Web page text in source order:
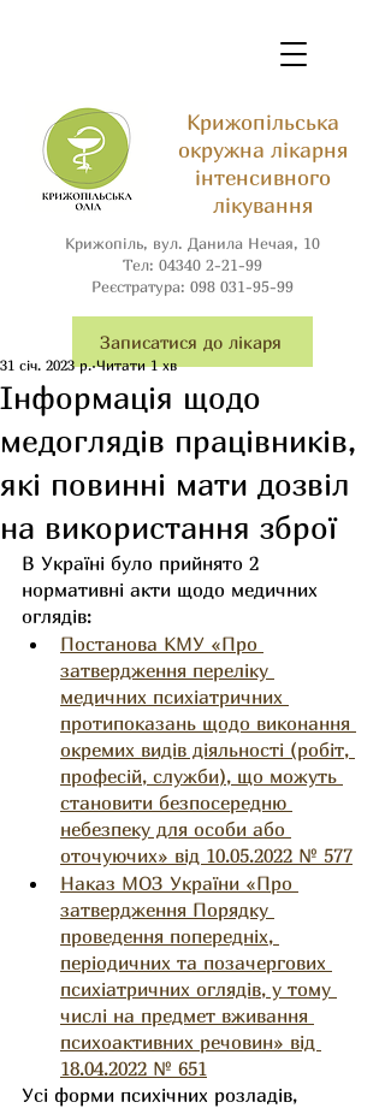
Крижопільська
окружна лікарня
інтенсивного
лікування
Крижопіль, вул. Данила Нечая, 10
Тел: 04340 2-21-99
Реєстратура: 098 031-95-99
Записатися до лікаря
Інформація щодо
медоглядів працівників,
які повинні мати дозвіл
на використання зброї
31 січ. 2023 р. Читати 1 хв
В Україні було прийнято 2
нормативні акти щодо медичних
оглядів:
Постанова КМУ «Про
затвердження переліку
медичних психіатричних
протипоказань щодо виконання
окремих видів діяльності (робіт,
професій, служби), що можуть
становити безпосередню
небезпеку для особи або
оточуючих» від 10.05.2022 № 577
Наказ МОЗ України «Про
затвердження Порядку
проведення попередніх,
періодичних та позачергових
психіатричних оглядів, у тому
числі на предмет вживання
психоактивних речовин» від
18.04.2022 № 651
Усі форми психічних розладів,